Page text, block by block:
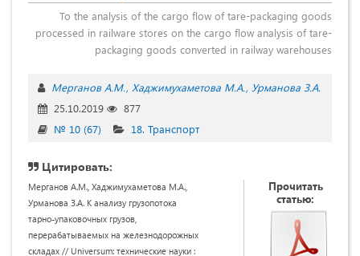
To the analysis of the cargo flow of tare-packaging goods
processed in railware stores on the cargo flow analysis of tare-
packaging goods converted in railway warehouses
Мерганов А.М. Хаджимухаметова М.А. Урманова З.А.
25.10.2019
877
№ 10 (67)
18. Транспорт
Цитировать:
Мерганов А.М., Хаджимухаметова М.А.,
Урманова З.А. К анализу грузопотока
тарно-упаковочных грузов,
перерабатываемых на железнодорожных
складах // Universum: технические науки :
Прочитать
статью: